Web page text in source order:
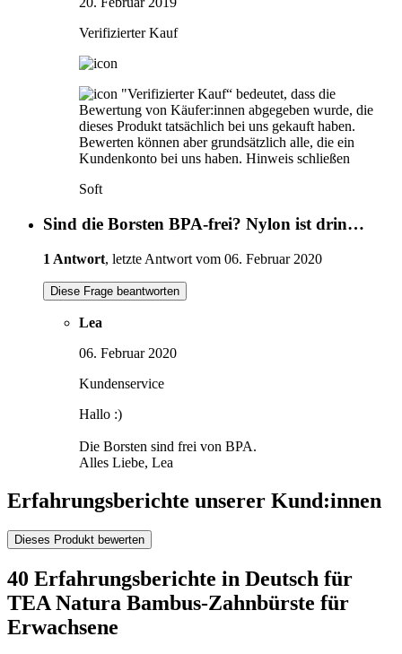
Verifizierter Kauf
"Verifizierter Kauf“ bedeutet, dass die
Bewertung von Käufer:innen abgegeben wurde, die
dieses Produkt tatsächlich bei uns gekauft haben.
Bewerten können aber grundsätzlich alle, die ein
Kundenkonto bei uns haben. Hinweis schließen
Soft
Sind die Borsten BPA-frei? Nylon ist drin…
1 Antwort, letzte Antwort vom 06. Februar 2020
Diese Frage beantworten
Lea
06. Februar 2020
Kundenservice
Hallo :)
Die Borsten sind frei von BPA.
Alles Liebe, Lea
Erfahrungsberichte unserer Kund:innen
Dieses Produkt bewerten
40 Erfahrungsberichte in Deutsch für
TEA Natura Bambus-Zahnbürste für
Erwachsene